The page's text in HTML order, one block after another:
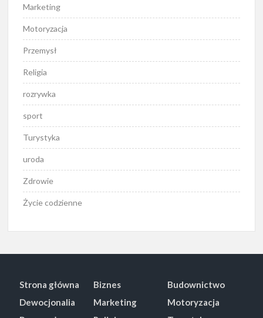
Marketing
Motoryzacja
Przemysł
Religia
rozrywka
sport
Turystyka
uroda
Zdrowie
Życie codzienne
Strona główna Biznes
Budownictwo
Dewocjonalia
Marketing
Motoryzacja